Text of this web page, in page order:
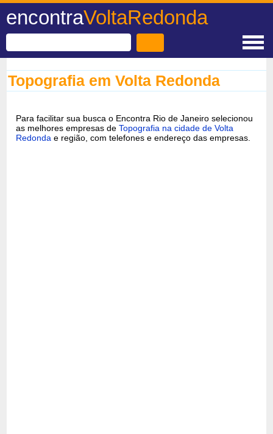
encontraVoltaRedonda
Topografia em Volta Redonda
Para facilitar sua busca o Encontra Rio de Janeiro selecionou
as melhores empresas deTopografia na cidade de Volta
Redonda e região, com telefones e endereço das empresas.